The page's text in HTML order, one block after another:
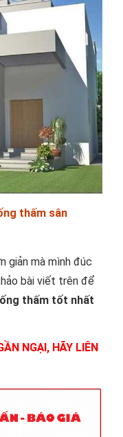
thấm sân
giản mà mình đúc
bài viết trên để
thấm tốt nhất
NGẠI, HÃY LIÊN